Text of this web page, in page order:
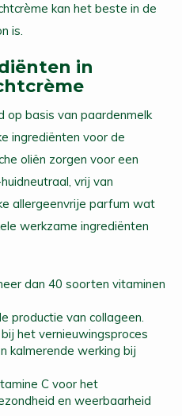
kan het beste in de
is.
in
op basis van paardenmelk
ingrediënten voor de
oliën zorgen voor een
vrij van
allergeenvrije parfum wat
werkzame ingrediënten
dan 40 soorten vitaminen
productie van collageen.
het vernieuwingsproces
kalmerende werking bij
C voor het
en weerbaarheid